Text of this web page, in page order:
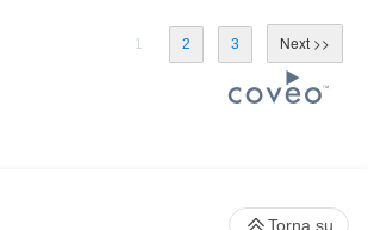
1 2 3
Torna su